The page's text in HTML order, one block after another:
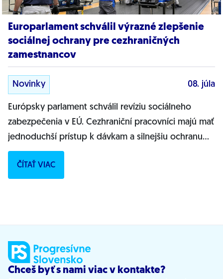
Europarlament schválil výrazné zlepšenie
sociálnej ochrany pre cezhraničných
zamestnancov
Novinky 08. júla
Európsky parlament schválil revíziu sociálneho
zabezpečenia v EÚ. Cezhraniční pracovníci majú mať
jednoduchší prístup k dávkam a silnejšiu ochranu
práv.Európsky parlament (EP) v...
ČÍTAŤ VIAC
Chceš byť s nami viac v kontakte?